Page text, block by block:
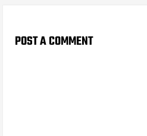
POST A COMMENT